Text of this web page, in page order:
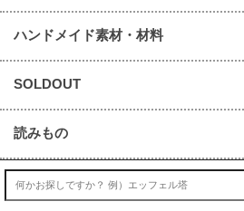
ハンドメイド素材・材料
SOLDOUT
読みもの